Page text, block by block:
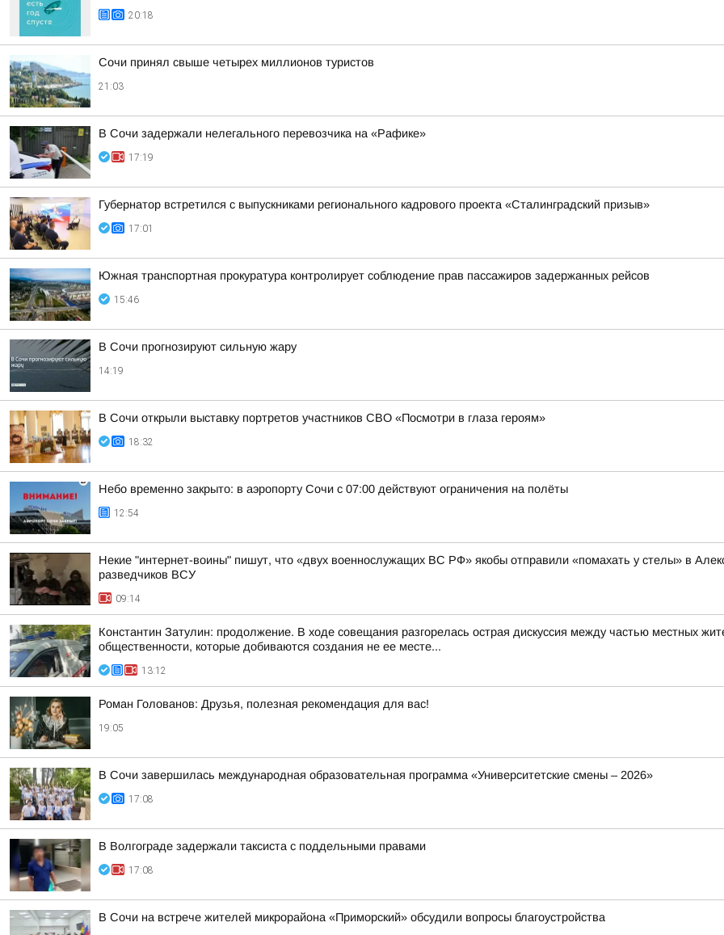
20:18
Сочи принял свыше четырех миллионов туристов
21:03
В Сочи задержали нелегального перевозчика на «Рафике»
17:19
Губернатор встретился с выпускниками регионального кадрового проекта «Сталинградский призыв»
17:01
Южная транспортная прокуратура контролирует соблюдение прав пассажиров задержанных рейсов
15:46
В Сочи прогнозируют сильную жару
14:19
В Сочи открыли выставку портретов участников СВО «Посмотри в глаза героям»
18:32
Небо временно закрыто: в аэропорту Сочи с 07:00 действуют ограничения на полёты
12:54
Некие "интернет-воины" пишут, что «двух военнослужащих ВС РФ» якобы отправили «помахать у стелы» в
разведчиков ВСУ
09:14
Константин Затулин: продолжение. В ходе совещания разгорелась острая дискуссия между частью местных
общественности, которые добиваются создания не ее месте...
13:12
Роман Голованов: Друзья, полезная рекомендация для вас!
19:05
В Сочи завершилась международная образовательная программа «Университетские смены – 2026»
17:08
В Волгограде задержали таксиста с поддельными правами
17:08
В Сочи на встрече жителей микрорайона «Приморский» обсудили вопросы благоустройства